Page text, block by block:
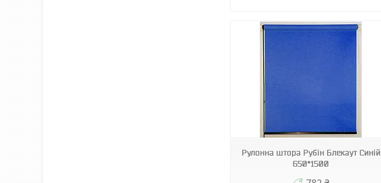
Рулонна штора Рубін Блекаут Синій
650*1500